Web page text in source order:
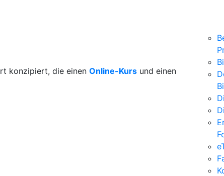
konzipiert, die einen Online-Kurs und einen